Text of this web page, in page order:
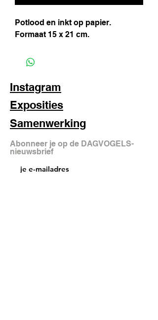
Potlood en inkt op papier.
Formaat 15 x 21 cm.
Instagram
Exposities
Samenwerking
Abonneer je op de DAGVOGELS-
nieuwsbrief